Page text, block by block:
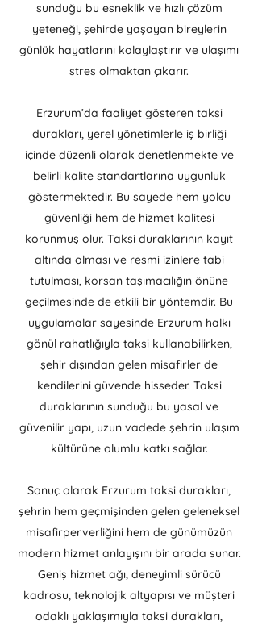
sunduğu bu esneklik ve hızlı çözüm
yeteneği, şehirde yaşayan bireylerin
günlük hayatlarını kolaylaştırır ve ulaşımı
stres olmaktan çıkarır.
Erzurum’da faaliyet gösteren taksi
durakları, yerel yönetimlerle iş birliği
içinde düzenli olarak denetlenmekte ve
belirli kalite standartlarına uygunluk
göstermektedir. Bu sayede hem yolcu
güvenliği hem de hizmet kalitesi
korunmuş olur. Taksi duraklarının kayıt
altında olması ve resmi izinlere tabi
tutulması, korsan taşımacılığın önüne
geçilmesinde de etkili bir yöntemdir. Bu
uygulamalar sayesinde Erzurum halkı
gönül rahatlığıyla taksi kullanabilirken,
şehir dışından gelen misafirler de
kendilerini güvende hisseder. Taksi
duraklarının sunduğu bu yasal ve
güvenilir yapı, uzun vadede şehrin ulaşım
kültürüne olumlu katkı sağlar.
Sonuç olarak Erzurum taksi durakları,
şehrin hem geçmişinden gelen geleneksel
misafirperverliğini hem de günümüzün
modern hizmet anlayışını bir arada sunar.
Geniş hizmet ağı, deneyimli sürücü
kadrosu, teknolojik altyapısı ve müşteri
odaklı yaklaşımıyla taksi durakları,